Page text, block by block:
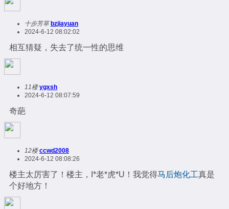
十步芳草 bzjiayuan
2024-6-12 08:02:02
相互猜疑，失去了统一性的思维
11楼 ygxsh
2024-6-12 08:07:59
奇葩
12楼 ccwd2008
2024-6-12 08:08:26
楼主太厉害了！楼主，I*老*虎*U！我觉得马后炮化工真是
个好地方！